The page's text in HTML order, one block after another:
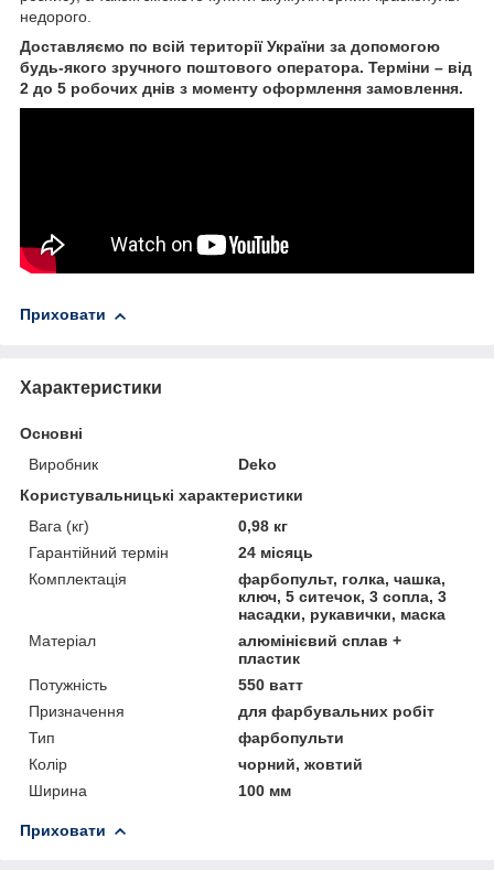
недорого.
Доставляємо по всій території України за допомогою
будь-якого зручного поштового оператора. Терміни – від
2 до 5 робочих днів з моменту оформлення замовлення.
Приховати
Характеристики
Основні
Виробник
Deko
Користувальницькі характеристики
Вага (кг)
0,98 кг
Гарантійний термін
24 місяць
Комплектація
фарбопульт, голка, чашка,
ключ, 5 ситечок, 3 сопла, 3
насадки, рукавички, маска
Матеріал
алюмінієвий сплав +
пластик
Потужність
550 ватт
Призначення
для фарбувальних робіт
Тип
фарбопульти
Колір
чорний, жовтий
Ширина
100 мм
Приховати